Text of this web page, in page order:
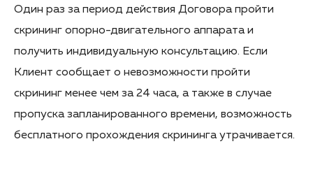
Один раз за период действия Договора пройти
скрининг опорно-двигательного аппарата и
получить индивидуальную консультацию. Если
Клиент сообщает о невозможности пройти
скрининг менее чем за 24 часа, а также в случае
пропуска запланированного времени, возможность
бесплатного прохождения скрининга утрачивается.